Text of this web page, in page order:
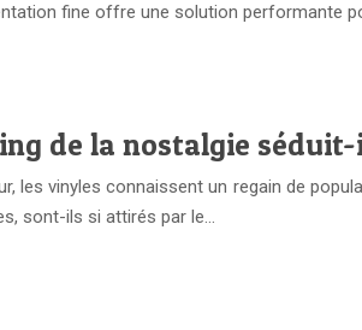
fine offre une solution performante
de la nostalgie
les vinyles connaissent un regain de
sont-ils si attirés par le…